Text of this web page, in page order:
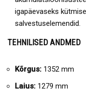
igapäevaseks
salvestuselemendid.
TEHNILISED ANDMED
Kõrgus: 1352 mm
Laius: 1279 mm